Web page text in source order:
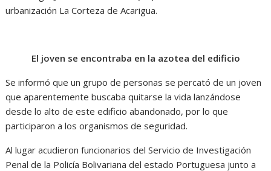
urbanización La Corteza de Acarigua.
El joven se encontraba en la azotea del edificio
Se informó que un grupo de personas se percató de un joven
que aparentemente buscaba quitarse la vida lanzándose
desde lo alto de este edificio abandonado, por lo que
participaron a los organismos de seguridad.
Al lugar acudieron funcionarios del Servicio de Investigación
Penal de la Policía Bolivariana del estado Portuguesa junto a